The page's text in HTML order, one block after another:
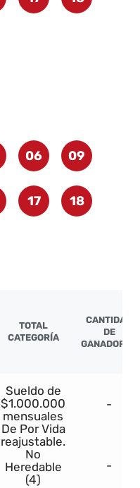
06 09
17 18
TOTAL
CATEGORÍA
CANTIDAD
DE
GANADORES
Sueldo de
$1.000.000
mensuales
De Por Vida
reajustable.
No
Heredable
(4)
-
-